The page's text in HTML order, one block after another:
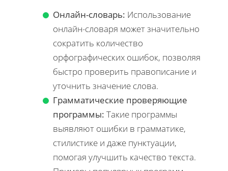
Онлайн-словарь: Использование
онлайн-словаря может значительно
сократить количество
орфографических ошибок, позволяя
быстро проверить правописание и
уточнить значение слова.
Грамматические проверяющие
программы: Такие программы
выявляют ошибки в грамматике,
стилистике и даже пунктуации,
помогая улучшить качество текста.